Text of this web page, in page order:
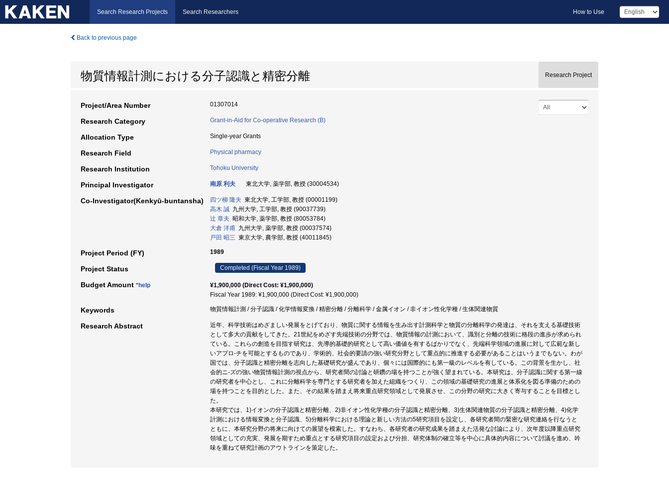
Search Research Projects Search Researchers How to Use
Back to previous page
物質情報計測における分子認識と精密分離 Research Project
Project/Area Number 01307014
Research Category Grant-in-Aid for Co-operative Research (B)
Allocation Type Single-year Grants
Research Field Physical pharmacy
Research Institution Tohoku University
Principal Investigator 南原 利夫 東北大学, 薬学部, 教授 (30004534)
Co-Investigator(Kenkyū-buntansha) 四ツ柳 隆夫 東北大学, 工学部, 教授 (00001199)
高木 誠 九州大学, 工学部, 教授 (90037739)
辻 章夫 昭和大学, 薬学部, 教授 (80053784)
大倉 洋甫 九州大学, 薬学部, 教授 (00037574)
戸田 昭三 東京大学, 農学部, 教授 (40011845)
Project Period (FY) 1989
Project Status Completed (Fiscal Year 1989)
Budget Amount *help
¥1,900,000 (Direct Cost: ¥1,900,000)
Fiscal Year 1989: ¥1,900,000 (Direct Cost: ¥1,900,000)
Keywords 物質情報計測 / 分子認識 / 化学情報変換 / 精密分離 / 分離科学 / 金属イオン / 非イオン性化学種 / 生体関連物質
Research Abstract
近年、科学技術はめざましい発展をとげており、物質に関する情報を生み出す計測科学と物質の分離科学の発達は、それを支える基礎技術
として多大の貢献をしてきた。21世紀をめざす先端技術の分野では、物質情報の計測において、識別と分離の技術に格段の進歩が求められ
ている。これらの創造を目指す研究は、先導的基礎的研究として高い価値を有するばかりでなく、先端科学領域の進展に対して広範な新し
いアプロ-チを可能とするものであり、学術的、社会的要請の強い研究分野として重点的に推進する必要があることはいうまでもない。わが
国では、分子認識と精密分離を志向した基礎研究が盛んであり、個々には国際的にも第一級のレベルを有している。この背景を生かし、社
会的ニ-ズの強い物質情報計測の視点から、研究者間の討論と研鑽の場を持つことが強く望まれている。本研究は、分子認識に関する第一線
の研究者を中心とし、これに分離科学を専門とする研究者を加えた組織をつくり、この領域の基礎研究の進展と体系化を図る準備のための
場を持つことを目的とした。また、その結果を踏まえ将来重点研究領域として発展させ、この分野の研究に大きく寄与することを目標とし
た。
本研究では、1)イオンの分子認識と精密分離、2)非イオン性化学種の分子認識と精密分離、3)生体関連物質の分子認識と精密分離、4)化学
計測における情報変換と分子認識、5)分離科学における理論と新しい方法の5研究項目を設定し、各研究者間の緊密な研究連絡を行なうと
ともに、本研究分野の将来に向けての展望を模索した。すなわち、各研究者の研究成果を踏まえた活発な討論により、次年度以降重点研究
領域としての充実、発展を期すため重点とする研究項目の設定および分担、研究体制の確立等を中心に具体的内容について討議を進め、吟
味を重ねて研究計画のアウトラインを策定した。